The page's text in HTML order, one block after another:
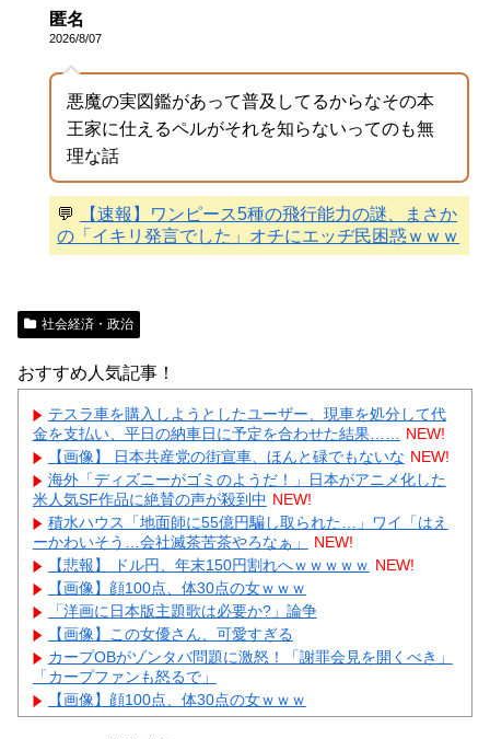
匿名
2026/8/07
悪魔の実図鑑があって普及してるからなその本
王家に仕えるペルがそれを知らないってのも無
理な話
💬
【速報】ワンピース5種の飛行能力の謎、まさか
の「イキリ発言でした」オチにエッヂ民困惑ｗｗｗ
社会経済・政治
おすすめ人気記事！
テスラ車を購入しようとしたユーザー、現車を処分して代
金を支払い、平日の納車日に予定を合わせた結果……
NEW!
【画像】 日本共産党の街宣車、ほんと碌でもないな NEW!
海外「ディズニーがゴミのようだ！」日本がアニメ化した
米人気SF作品に絶賛の声が殺到中 NEW!
積水ハウス「地面師に55億円騙し取られた…」ワイ「はえ
ーかわいそう…会社滅茶苦茶やろなぁ」
NEW!
【悲報】 ドル円、年末150円割れへｗｗｗｗｗ NEW!
【画像】顔100点、体30点の女ｗｗｗ
「洋画に日本版主題歌は必要か?」論争
【画像】この女優さん、可愛すぎる
カープOBがゾンタバ問題に激怒！「謝罪会見を開くべき」
「カープファンも怒るで」
【画像】顔100点、体30点の女ｗｗｗ